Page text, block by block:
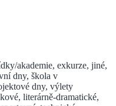
akademie, exkurze, jiné,
dny, škola v
dny, výlety
literárně-dramatické,